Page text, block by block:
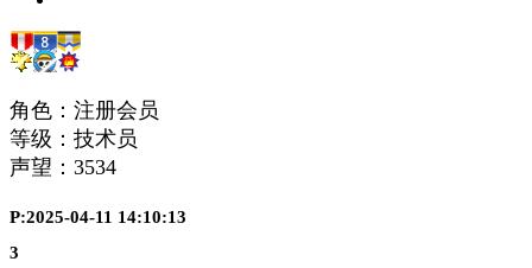
角色：注册会员
等级：技术员
声望： 3534
P:2025-04-11 14:10:13
3